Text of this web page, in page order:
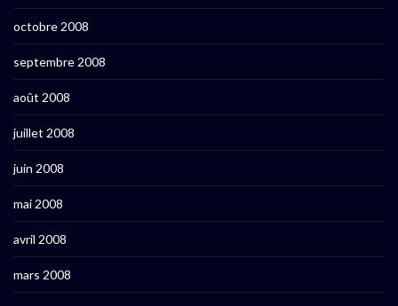
octobre 2008
septembre 2008
août 2008
juillet 2008
juin 2008
mai 2008
avril 2008
mars 2008